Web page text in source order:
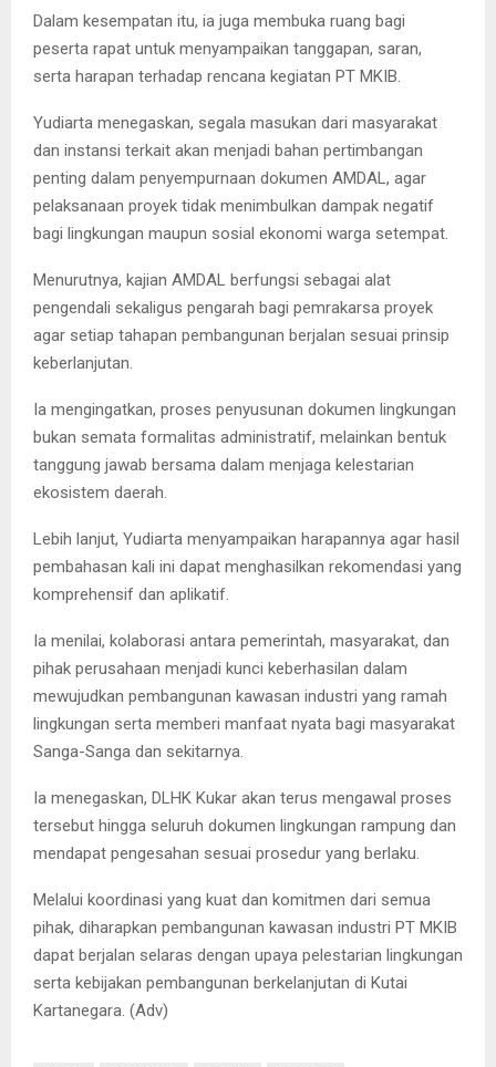
Dalam kesempatan itu, ia juga membuka ruang bagi
peserta rapat untuk menyampaikan tanggapan, saran,
serta harapan terhadap rencana kegiatan PT MKIB.
Yudiarta menegaskan, segala masukan dari masyarakat
dan instansi terkait akan menjadi bahan pertimbangan
penting dalam penyempurnaan dokumen AMDAL, agar
pelaksanaan proyek tidak menimbulkan dampak negatif
bagi lingkungan maupun sosial ekonomi warga setempat.
Menurutnya, kajian AMDAL berfungsi sebagai alat
pengendali sekaligus pengarah bagi pemrakarsa proyek
agar setiap tahapan pembangunan berjalan sesuai prinsip
keberlanjutan.
Ia mengingatkan, proses penyusunan dokumen lingkungan
bukan semata formalitas administratif, melainkan bentuk
tanggung jawab bersama dalam menjaga kelestarian
ekosistem daerah.
Lebih lanjut, Yudiarta menyampaikan harapannya agar hasil
pembahasan kali ini dapat menghasilkan rekomendasi yang
komprehensif dan aplikatif.
Ia menilai, kolaborasi antara pemerintah, masyarakat, dan
pihak perusahaan menjadi kunci keberhasilan dalam
mewujudkan pembangunan kawasan industri yang ramah
lingkungan serta memberi manfaat nyata bagi masyarakat
Sanga-Sanga dan sekitarnya.
Ia menegaskan, DLHK Kukar akan terus mengawal proses
tersebut hingga seluruh dokumen lingkungan rampung dan
mendapat pengesahan sesuai prosedur yang berlaku.
Melalui koordinasi yang kuat dan komitmen dari semua
pihak, diharapkan pembangunan kawasan industri PT MKIB
dapat berjalan selaras dengan upaya pelestarian lingkungan
serta kebijakan pembangunan berkelanjutan di Kutai
Kartanegara. (Adv)